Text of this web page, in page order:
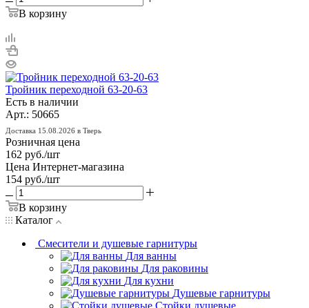
В корзину
Тройник переходной 63-20-63
Есть в наличии
Арт.: 50665
Доставка 15.08.2026 в Тверь
Розничная цена
162 руб./шт
Цена Интернет-магазина
154 руб./шт
В корзину
Каталог
Смесители и душевые гарнитуры
Для ванны
Для раковины
Для кухни
Душевые гарнитуры
Стойки душевые